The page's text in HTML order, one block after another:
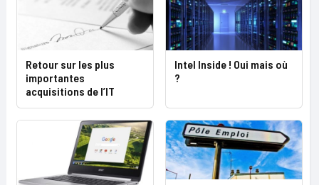
Retour sur les plus
importantes
acquisitions de l’IT
Intel Inside ! Oui mais où
?